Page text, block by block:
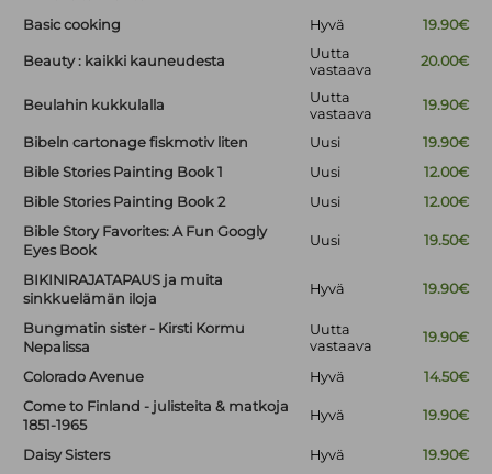
Basic cooking Hyvä 19.90€
Beauty : kaikki kauneudesta
Uutta
vastaava
20.00€
Beulahin kukkulalla
Uutta
vastaava
19.90€
Bibeln cartonage fiskmotiv liten Uusi
19.90€
Bible Stories Painting Book 1
Uusi
12.00€
Bible Stories Painting Book 2
Uusi
12.00€
Bible Story Favorites: A Fun Googly
Eyes Book
Uusi 19.50€
BIKINIRAJATAPAUS ja muita
sinkkuelämän iloja
Hyvä 19.90€
Bungmatin sister - Kirsti Kormu
Nepalissa
Uutta
vastaava
19.90€
Colorado Avenue Hyvä
14.50€
Come to Finland - julisteita & matkoja
1851-1965
Hyvä 19.90€
Daisy Sisters Hyvä
19.90€